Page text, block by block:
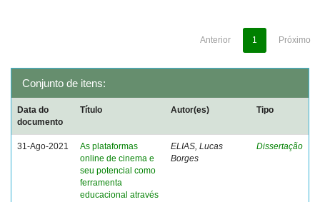
Anterior 1 Próximo
Conjunto de itens:
Data do
documento
Título Autor(es) Tipo
31-Ago-2021
As plataformas
online de cinema e
seu potencial como
ferramenta
educacional através
ELIAS, Lucas
Borges
Dissertação